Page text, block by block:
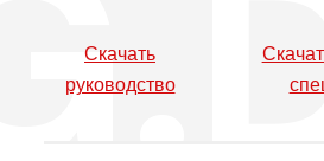
Скачать
руководство